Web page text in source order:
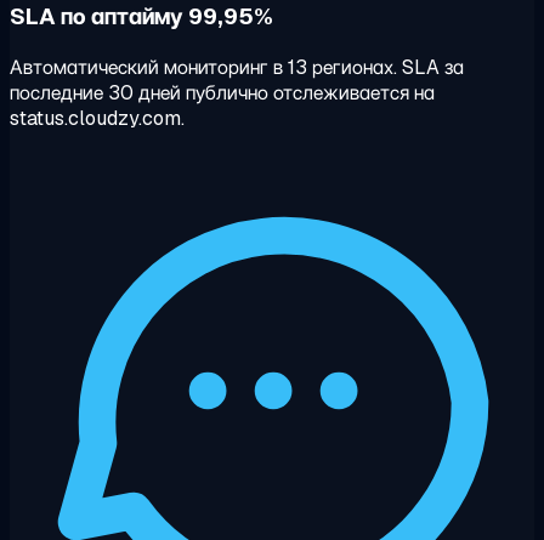
SLA по аптайму 99,95%
Автоматический мониторинг в 13 регионах. SLA за
последние 30 дней публично отслеживается на
status.cloudzy.com.